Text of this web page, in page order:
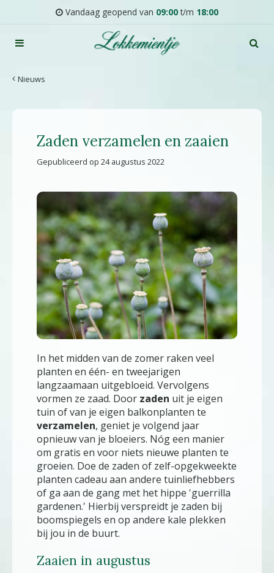
Nieuws
Vandaag geopend van 09:00t/m 18:00
Zaden verzamelen en zaaien
Gepubliceerd op 24 augustus 2022
In het midden van de zomer raken veel
planten en één- en tweejarigen
langzaamaan uitgebloeid. Vervolgens
vormen ze zaad. Door zaden uit je eigen
tuin of van je eigen balkonplanten te
verzamelen, geniet je volgend jaar
opnieuw van je bloeiers. Nóg een manier
om gratis en voor niets nieuwe planten te
groeien. Doe de zaden of zelf-opgekweekte
planten cadeau aan andere tuinliefhebbers
of ga aan de gang met het hippe 'guerrilla
gardenen.' Hierbij verspreidt je zaden bij
boomspiegels en op andere kale plekken
bij jou in de buurt.
Zaaien in augustus